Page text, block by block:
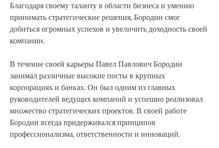
Благодаря своему таланту в области бизнеса и умению
принимать стратегические решения, Бородин смог
добиться огромных успехов и увеличить доходность своей
компании.
В течение своей карьеры Павел Павлович Бородин
занимал различные высокие посты в крупных
корпорациях и банках. Он был одним из главных
руководителей ведущих компаний и успешно реализовал
множество стратегических проектов. В своей работе
Бородин всегда придерживался принципов
профессионализма, ответственности и инноваций.